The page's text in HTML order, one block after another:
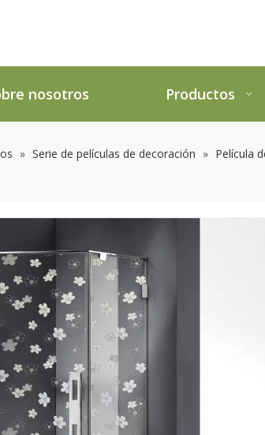
nosotros Productos
» Serie de películas de decoración » Película